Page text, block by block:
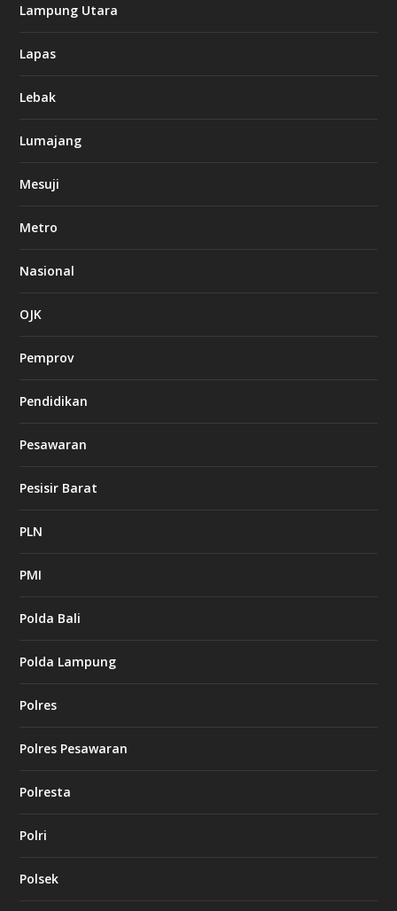
Lampung Utara
Lapas
Lebak
Lumajang
Mesuji
Metro
Nasional
OJK
Pemprov
Pendidikan
Pesawaran
Pesisir Barat
PLN
PMI
Polda Bali
Polda Lampung
Polres
Polres Pesawaran
Polresta
Polri
Polsek